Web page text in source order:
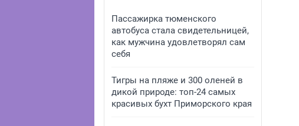
Пассажирка тюменского
автобуса стала свидетельницей,
как мужчина удовлетворял сам
себя
Тигры на пляже и 300 оленей в
дикой природе: топ-24 самых
красивых бухт Приморского края